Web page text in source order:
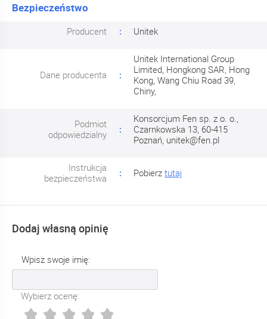
Bezpieczeństwo
Producent Unitek
Dane producenta
Unitek International Group
Limited, Hongkong SAR, Hong
Kong, Wang Chiu Road 39,
Chiny,
Podmiot
odpowiedzialny
Konsorcjum Fen sp. z o. o.,
Czarnkowska 13, 60-415
Poznań, unitek@fen.pl
Instrukcja
bezpieczeństwa
Pobierz tutaj
Dodaj własną opinię
Wpisz swoje imię:
Wybierz ocenę: